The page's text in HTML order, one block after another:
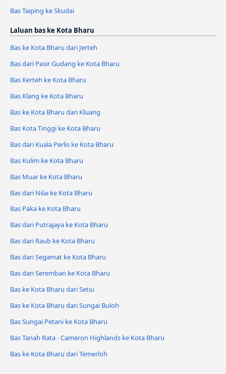
Bas Taiping ke Skudai
Laluan bas ke Kota Bharu
Bas ke Kota Bharu dari Jerteh
Bas dari Pasir Gudang ke Kota Bharu
Bas Kerteh ke Kota Bharu
Bas Klang ke Kota Bharu
Bas ke Kota Bharu dari Kluang
Bas Kota Tinggi ke Kota Bharu
Bas dari Kuala Perlis ke Kota Bharu
Bas Kulim ke Kota Bharu
Bas Muar ke Kota Bharu
Bas dari Nilai ke Kota Bharu
Bas Paka ke Kota Bharu
Bas dari Putrajaya ke Kota Bharu
Bas dari Raub ke Kota Bharu
Bas dari Segamat ke Kota Bharu
Bas dari Seremban ke Kota Bharu
Bas ke Kota Bharu dari Setiu
Bas ke Kota Bharu dari Sungai Buloh
Bas Sungai Petani ke Kota Bharu
Bas Tanah Rata - Cameron Highlands ke Kota Bharu
Bas ke Kota Bharu dari Temerloh